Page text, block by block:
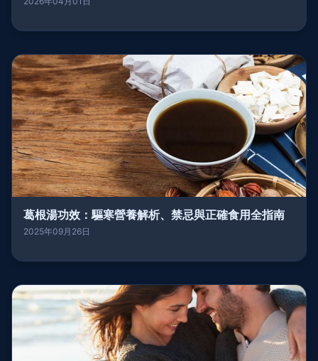
葛根湯功效：驅寒營養解析、禁忌與正確食用全指南
2025年09月26日